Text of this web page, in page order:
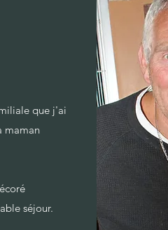
que j'ai
maman
séjour.